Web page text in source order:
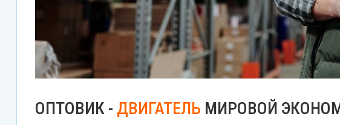
ОПТОВИК - ДВИГАТЕЛЬ МИРОВОЙ